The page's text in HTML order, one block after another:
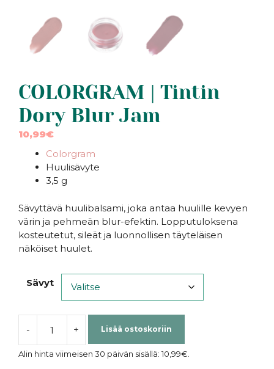
COLORGRAM | Tintin
Dory Blur Jam
10,99€
Colorgram
Huulisävyte
3,5 g
Sävyttävä huulibalsami, joka antaa huulille kevyen
värin ja pehmeän blur-efektin. Lopputuloksena
kosteutetut, sileät ja luonnollisen täyteläisen
näköiset huulet.
Sävyt
-
COLORGRAM
|
Tintin
+ Lisää ostoskoriin
Alin hinta viimeisen 30 päivän sisällä: 10,99€.